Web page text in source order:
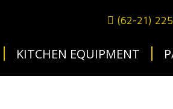
(62-21)
KITCHEN EQUIPMENT